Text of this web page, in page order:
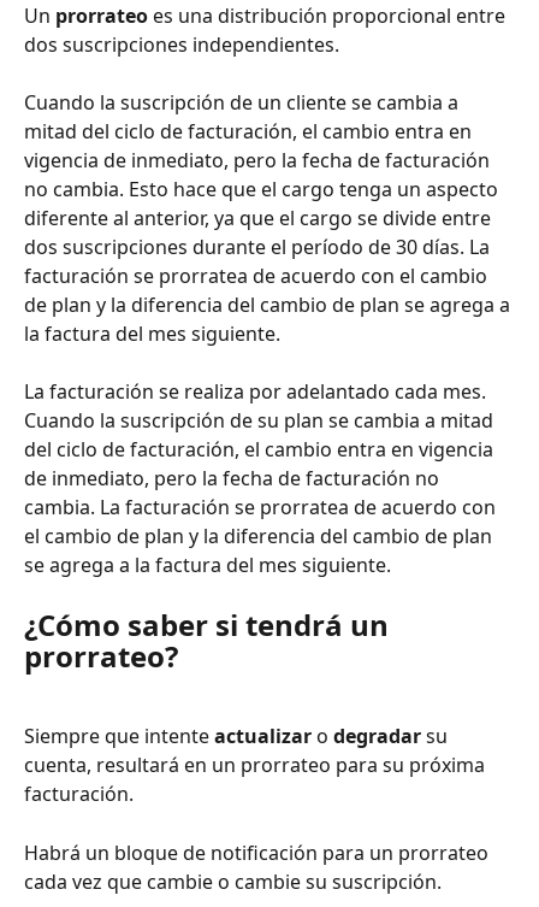
Un prorrateo es una distribución proporcional entre
dos suscripciones independientes.
Cuando la suscripción de un cliente se cambia a
mitad del ciclo de facturación, el cambio entra en
vigencia de inmediato, pero la fecha de facturación
no cambia. Esto hace que el cargo tenga un aspecto
diferente al anterior, ya que el cargo se divide entre
dos suscripciones durante el período de 30 días. La
facturación se prorratea de acuerdo con el cambio
de plan y la diferencia del cambio de plan se agrega a
la factura del mes siguiente.
La facturación se realiza por adelantado cada mes.
Cuando la suscripción de su plan se cambia a mitad
del ciclo de facturación, el cambio entra en vigencia
de inmediato, pero la fecha de facturación no
cambia. La facturación se prorratea de acuerdo con
el cambio de plan y la diferencia del cambio de plan
se agrega a la factura del mes siguiente.
¿Cómo saber si tendrá un
prorrateo?
Siempre que intente actualizar o degradar su
cuenta, resultará en un prorrateo para su próxima
facturación.
Habrá un bloque de notificación para un prorrateo
cada vez que cambie o cambie su suscripción.